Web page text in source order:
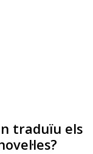
traduïu els